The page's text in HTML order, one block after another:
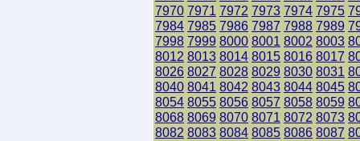
7970 7971 7972 7973 7974 7975
7984 7985 7986 7987 7988 7989
7998 7999 8000 8001 8002 8003
8012 8013 8014 8015 8016 8017
8026 8027 8028 8029 8030 8031
8040 8041 8042 8043 8044 8045
8054 8055 8056 8057 8058 8059
8068 8069 8070 8071 8072 8073
8082 8083 8084 8085 8086 8087